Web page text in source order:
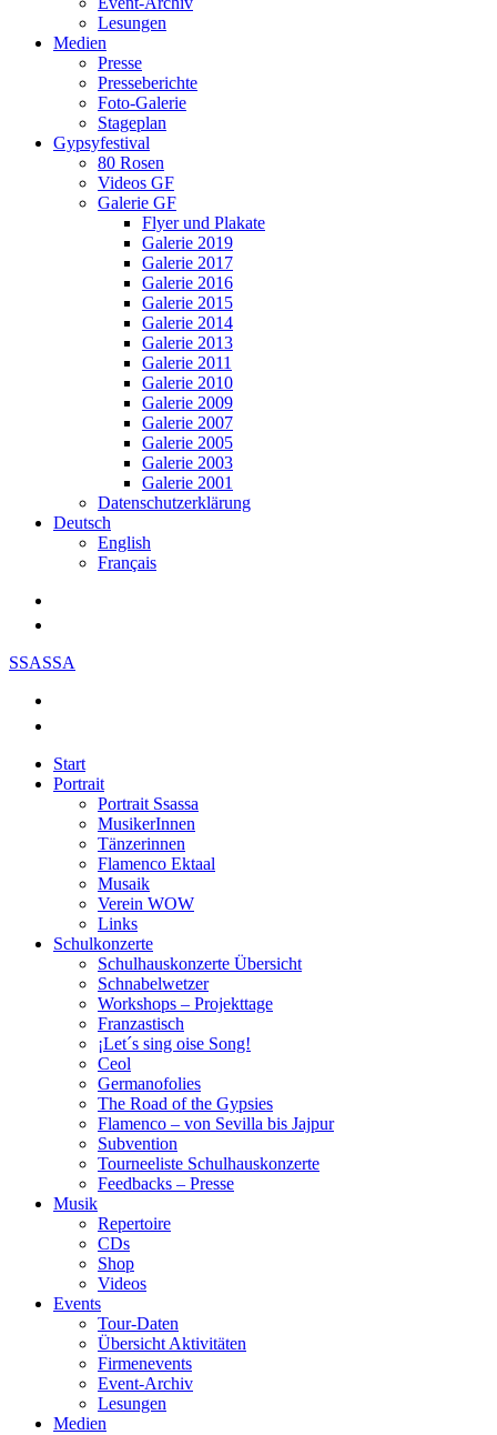
Lesungen
Medien
Presse
Presseberichte
Foto-Galerie
Stageplan
Gypsyfestival
80 Rosen
Videos GF
Galerie GF
Flyer und Plakate
Galerie 2019
Galerie 2017
Galerie 2016
Galerie 2015
Galerie 2014
Galerie 2013
Galerie 2011
Galerie 2010
Galerie 2009
Galerie 2007
Galerie 2005
Galerie 2003
Galerie 2001
Datenschutzerklärung
Deutsch
English
Français
SSASSA
Start
Portrait
Portrait Ssassa
MusikerInnen
Tänzerinnen
Flamenco Ektaal
Musaik
Verein WOW
Links
Schulkonzerte
Schulhauskonzerte Übersicht
Schnabelwetzer
Workshops – Projekttage
Franzastisch
¡Let´s sing oise Song!
Ceol
Germanofolies
The Road of the Gypsies
Flamenco – von Sevilla bis Jajpur
Subvention
Tourneeliste Schulhauskonzerte
Feedbacks – Presse
Musik
Repertoire
CDs
Shop
Videos
Events
Tour-Daten
Übersicht Aktivitäten
Firmenevents
Event-Archiv
Lesungen
Medien